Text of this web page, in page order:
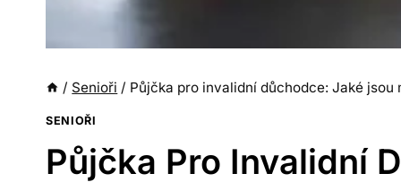
/ Senioři / Půjčka pro invalidní důchodce: Jaké jsou
SENIOŘI
Půjčka Pro Invalidní